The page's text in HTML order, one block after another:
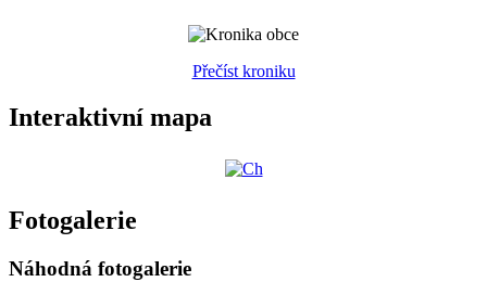
Přečíst kroniku
Interaktivní mapa
Fotogalerie
Náhodná fotogalerie